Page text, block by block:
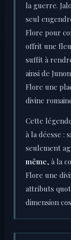
la guerre.
seul
Flore pour
offrit une
suffit à
ainsi de
Flore une
divine
Cette
à la déesse :
seulement
même, à la
Flore une
attributs
dimension